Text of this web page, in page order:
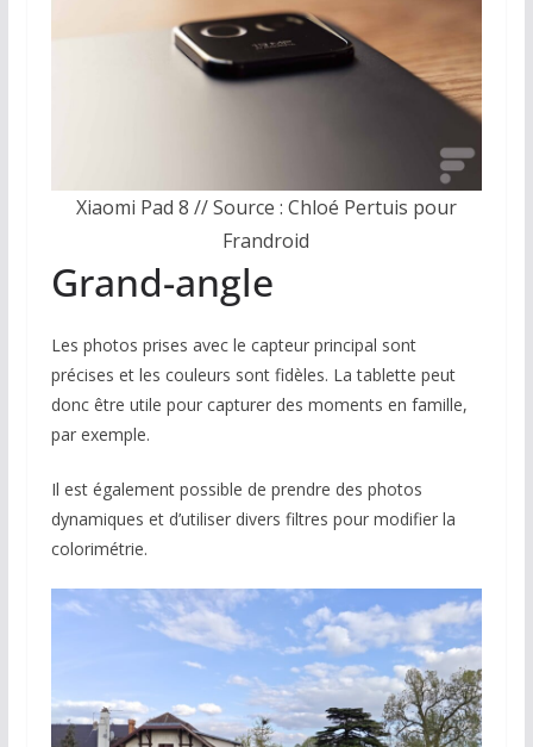
Xiaomi Pad 8 // Source : Chloé Pertuis pour
Frandroid
Grand-angle
Les photos prises avec le capteur principal sont
précises et les couleurs sont fidèles. La tablette peut
donc être utile pour capturer des moments en famille,
par exemple.
Il est également possible de prendre des photos
dynamiques et d’utiliser divers filtres pour modifier la
colorimétrie.